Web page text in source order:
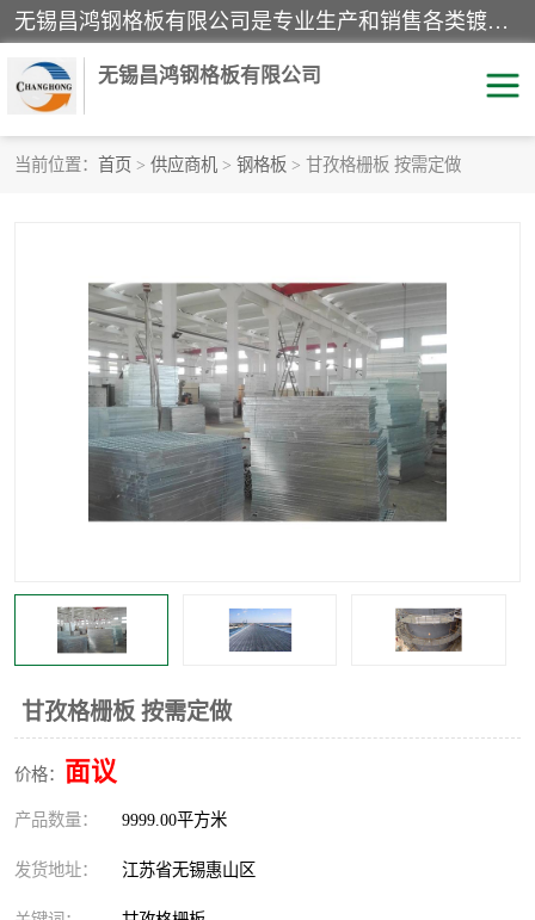
无锡昌鸿钢格板有限公司是专业生产和销售各类镀锌钢格板、镀锌钢格栅、不锈钢钢格及其相关产品的现代化企业。公司产品广泛运用于石油、化工、港口、电力、运输、造纸、医药、钢铁、食品、市政、房地产、制造业等各个领域。
无锡昌鸿钢格板有限公司
当前位置： 首页 > 供应商机 > 钢格板 > 甘孜格栅板 按需定做
甘孜格栅板 按需定做
价格： 面议
产品数量： 9999.00平方米
发货地址： 江苏省无锡惠山区
钢格栅
齿形钢格板 钢格板
热镀锌钢格板 复合钢格板
钢格栅踏步板 插接钢格板